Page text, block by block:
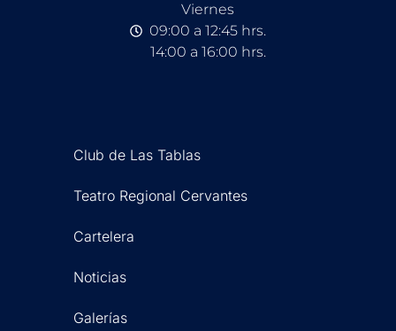
Viernes
09:00 a 12:45 hrs.
14:00 a 16:00 hrs.
Club de Las Tablas
Teatro Regional Cervantes
Cartelera
Noticias
Galerías